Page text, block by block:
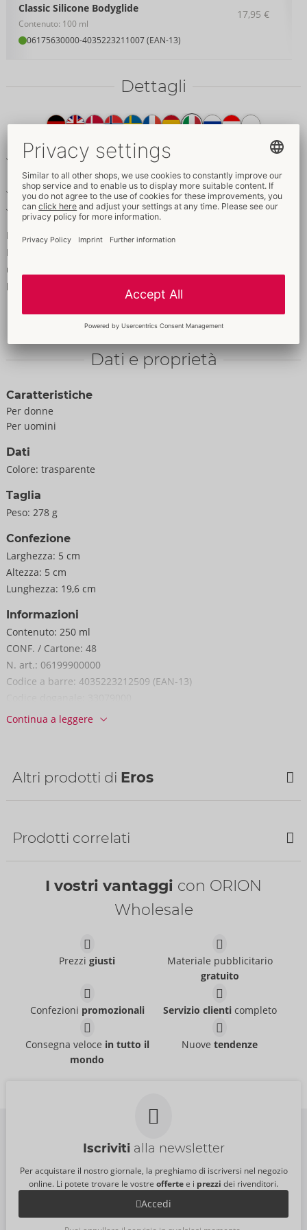
Classic Silicone Bodyglide
Contenuto: 100 ml
06175630000-4035223211007 (EAN-13)
17,95 €
Dettagli
Testo
prodotto
Lubrificante personale di comprovata efficacia a base di
silicone
Lubrificazione estremamente duratura
Compatibile con il lattice
Il lubrificante classico!
Il classico Bodyglide al silicone di EROS con base in silicone per
un maggiore divertimento durante il sesso. Lubrificazione di
lunghissima durata senza seccarsi. Compatibile con il lattice.
Dimethicone, Dimethiconol
Dati e proprietà
Caratteristiche
Per donne
Per uomini
Dati
Colore: trasparente
Taglia
Peso: 278 g
Confezione
Larghezza: 5 cm
Altezza: 5 cm
Lunghezza: 19,6 cm
Informazioni
Contenuto: 250 ml
CONF. / Cartone: 48
N. art.: 06199900000
Codice a barre: 4035223212509 (EAN-13)
Continua a leggere
Altri prodotti di Eros
Fisting Powder
Black Touch
PI:12,95 €
150 ml
Prodotti correlati
Fisting Gel UltraX
06135680000
Aqua
06151370000
I vostri vantaggi con ORION
Wholesale
Prezzigiusti
Materiale pubblicitario
gratuito
Confezioni promozionali Servizio clienticompleto
Consegna veloce in tutto il
mondo
Nuovetendenze
Iscrivitialla newsletter
Per acquistare il nostro giornale, la preghiamo di iscriversi nel negozio
online. Li potete trovare le vostre offertee i prezzi dei rivenditori.
Accedi